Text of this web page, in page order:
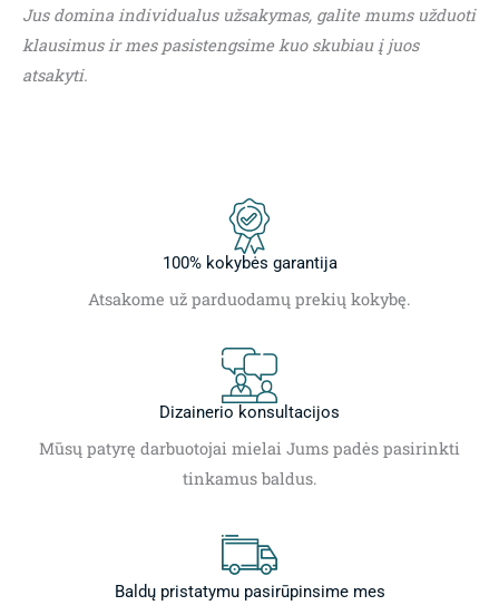
Jus domina individualus užsakymas, galite mums užduoti
klausimus ir mes pasistengsime kuo skubiau į juos
atsakyti.
100% kokybės garantija
Atsakome už parduodamų prekių kokybę.
Dizainerio konsultacijos
Mūsų patyrę darbuotojai mielai Jums padės pasirinkti
tinkamus baldus.
Baldų pristatymu pasirūpinsime mes